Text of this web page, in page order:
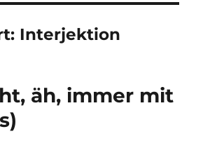
Interjektion
äh, immer mit